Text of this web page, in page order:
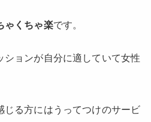
ゃくちゃ楽です。
ションが自分に適していて女性
じる方にはうってつけのサービ